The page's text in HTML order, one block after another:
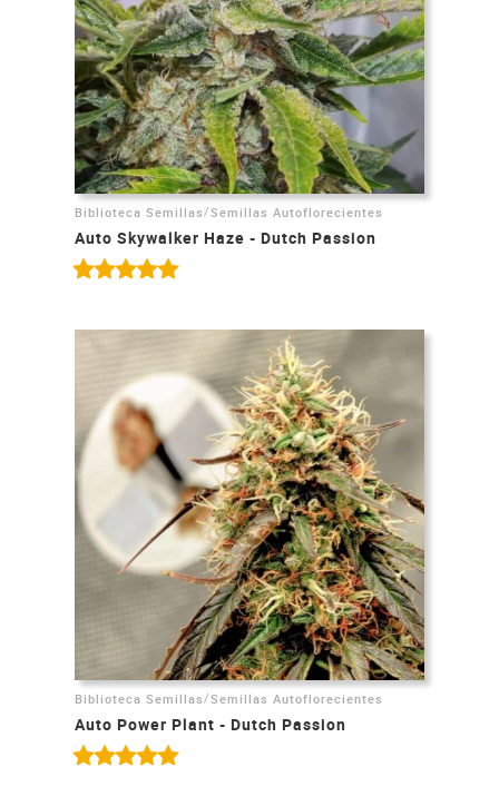
Biblioteca Semillas/Semillas Autoflorecientes
Auto Skywalker Haze - Dutch Passion
Biblioteca Semillas /Semillas Autoflorecientes
Auto Power Plant - Dutch Passion